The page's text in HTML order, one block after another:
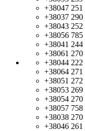
+38047 251
+38037 290
+38043 252
+38056 785
+38041 244
+38061 270
+38044 222
+38064 271
+38051 272
+38053 269
+38054 270
+38057 758
+38038 270
+38046 261